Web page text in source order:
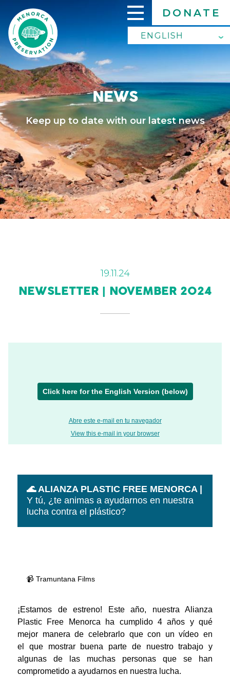
main
content
DONATE
ENGLISH
ENGLISH
SPANISH
NEWS
Keep up to date with our latest news
NEWSLETTER | NOVEMBER 2024
19.11.24
Click here for the English Version (below)
Abre este e-mail en tu navegador
View this e-mail in your browser
🌊 ALIANZA PLASTIC FREE MENORCA |
Y tú, ¿te animas a ayudarnos en nuestra
lucha contra el plástico?
📹 Tramuntana Films
¡Estamos de estreno! Este año, nuestra Alianza
Plastic Free Menorca ha cumplido 4 años y qué
mejor manera de celebrarlo que con un vídeo en
el que mostrar buena parte de nuestro trabajo y
algunas de las muchas personas que se han
comprometido a ayudarnos en nuestra lucha.